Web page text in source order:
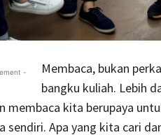
-
Membaca, bukan
bangku kuliah. Lebih
membaca kita berupaya
sendiri. Apa yang kita cari